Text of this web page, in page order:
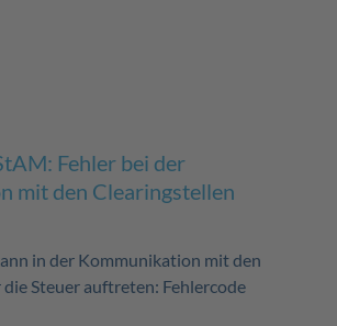
Fehler bei der
mit den Clearingstellen
in der Kommunikation mit den
Steuer auftreten: Fehlercode